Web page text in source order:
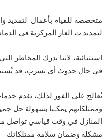
متخصصة للقيام بأعمال التمديد
لتمديدات الغاز المركزية في
استثنائية، لأننا ندرك المخاطر
في حال حدوث أي تسرب، قد يُسبب
يُعالج على الفور لذلك، نقدم
وممتلكاتهم يمكننا بسهولة حل
المنازل في وقت قياسي تواصل
مشكلة وضمان سلامة ممتلكاتك